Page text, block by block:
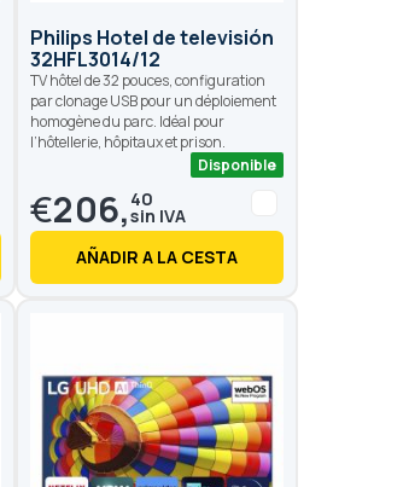
Philips Hotel de televisión
32HFL3014/12
TV hôtel de 32 pouces, configuration
par clonage USB pour un déploiement
homogène du parc. Idéal pour
l’hôtellerie, hôpitaux et prison.
Disponible
€206,40
AÑADIR A LA CESTA